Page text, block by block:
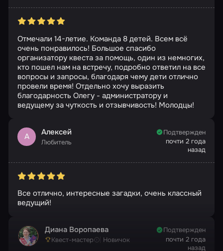
Отмечали 14-летие. Команда 8 детей. Всем всё
очень понравилось! Большое спасибо
организатору квеста за помощь, один из немногих,
кто пошел нам на встречу, подробно ответил на все
вопросы и запросы, благодаря чему дети отлично
провели время! Отдельно хочу выразить
благодарность Олегу - администратору и
ведущему за чуткость и отзывчивость! Молодцы!
А Алексей
Любитель
Подтвержден
почти 2 года
назад
Все отлично, интересные загадки, очень классный
ведущий!
Диана Воропаева
Квест-мастер Новичок
Подтвержден
почти 2 года
назад